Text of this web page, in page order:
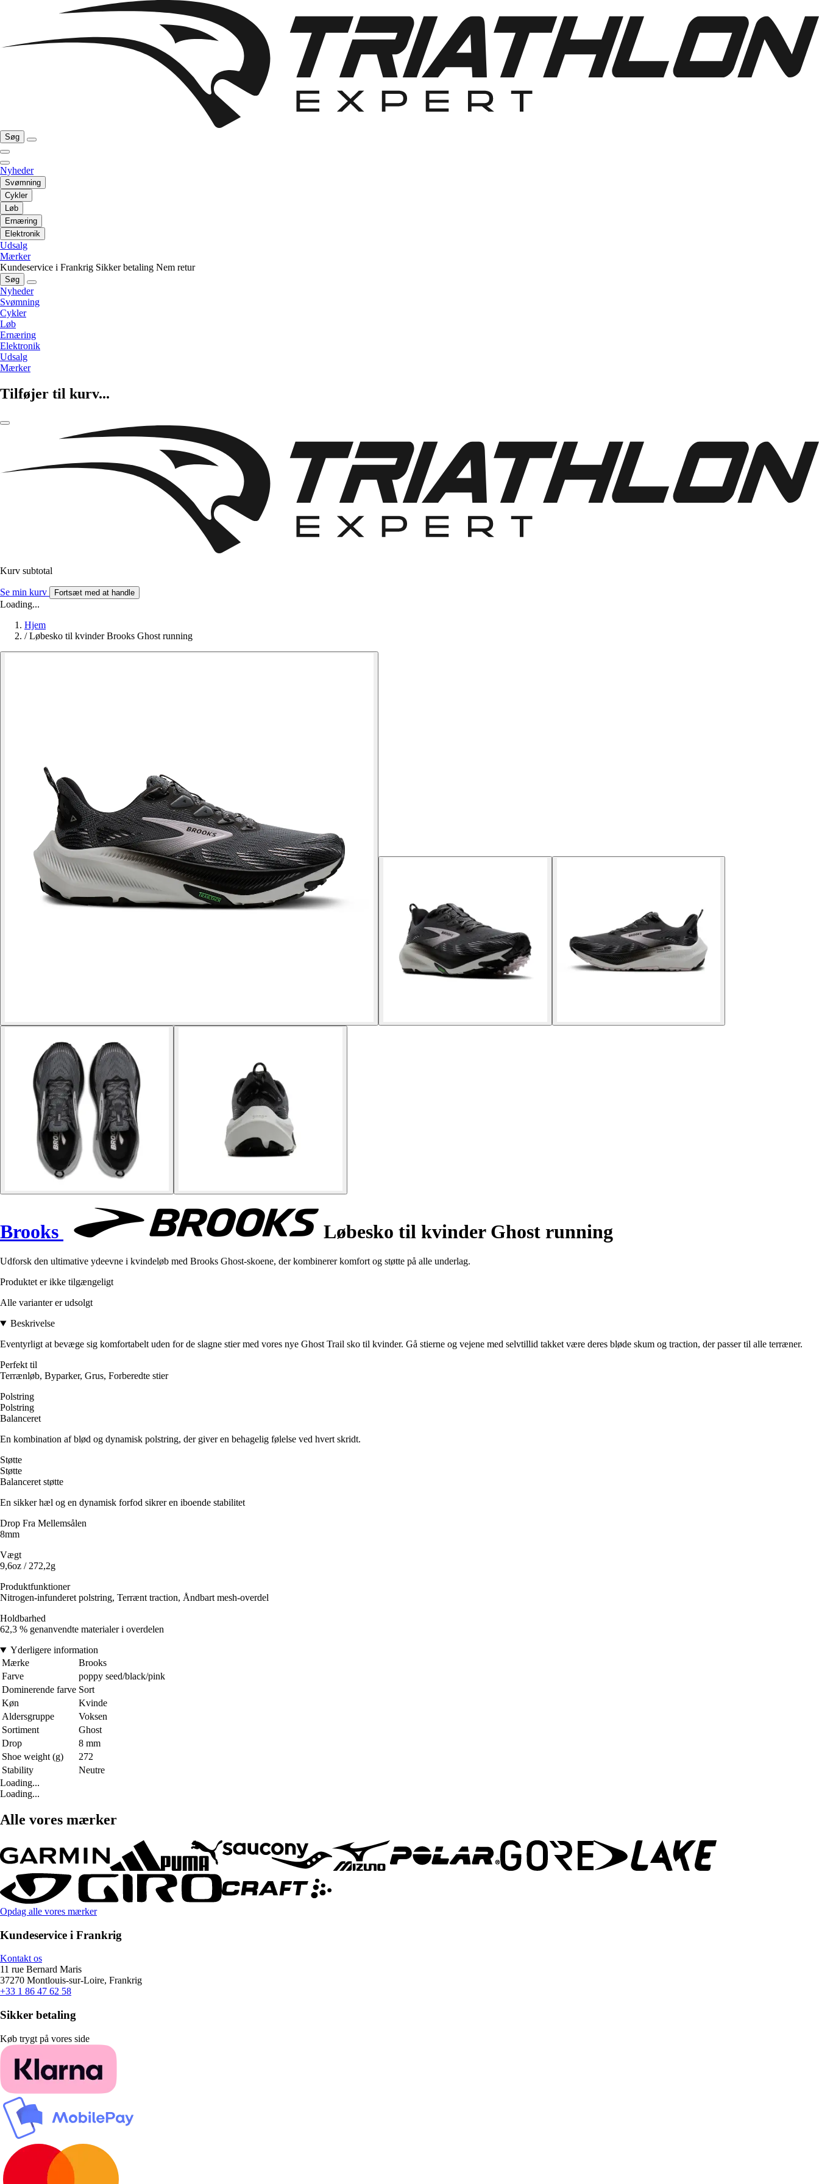
Søg
Nyheder
Svømning
Cykler
Løb
Ernæring
Elektronik
Udsalg
Mærker
Kundeservice i Frankrig Sikker betaling Nem retur
Søg
Nyheder
Svømning
Cykler
Løb
Ernæring
Elektronik
Udsalg
Mærker
Tilføjer til kurv...
Kurv subtotal
Se min kurv Fortsæt med at handle
Loading...
Hjem
/ Løbesko til kvinder Brooks Ghost running
Brooks Løbesko til kvinder Ghost running
Udforsk den ultimative ydeevne i kvindeløb med Brooks Ghost-skoene, der kombinerer komfort og støtte på alle underlag.
Produktet er ikke tilgængeligt
Alle varianter er udsolgt
Beskrivelse
Eventyrligt at bevæge sig komfortabelt uden for de slagne stier med vores nye Ghost Trail sko til kvinder. Gå stierne og vejene med selvtillid takket være deres bløde skum og traction, der passer til alle terræner.
Perfekt til
Terrænløb, Byparker, Grus, Forberedte stier
Polstring
Polstring
Balanceret
En kombination af blød og dynamisk polstring, der giver en behagelig følelse ved hvert skridt.
Støtte
Støtte
Balanceret støtte
En sikker hæl og en dynamisk forfod sikrer en iboende stabilitet
Drop Fra Mellemsålen
8mm
Vægt
9,6oz / 272,2g
Produktfunktioner
Nitrogen-infunderet polstring, Terrænt traction, Åndbart mesh-overdel
Holdbarhed
62,3 % genanvendte materialer i overdelen
Yderligere information
Mærke
Brooks
Farve
poppy seed/black/pink
Dominerende farve Sort
Køn
Kvinde
Aldersgruppe
Voksen
Sortiment
Ghost
Drop
8 mm
Shoe weight (g)
272
Stability
Neutre
Loading...
Loading...
Alle vores mærker
Opdag alle vores mærker
Kundeservice i Frankrig
Kontakt os
11 rue Bernard Maris
37270 Montlouis-sur-Loire, Frankrig
+33 1 86 47 62 58
Sikker betaling
Køb trygt på vores side